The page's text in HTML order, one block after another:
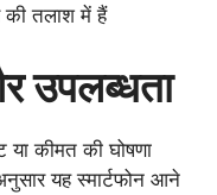
की तलाश में हैं
उपलब्धता
कीमत की घोषणा
यह स्मार्टफोन आने